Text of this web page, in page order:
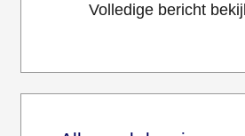
Volledige bericht